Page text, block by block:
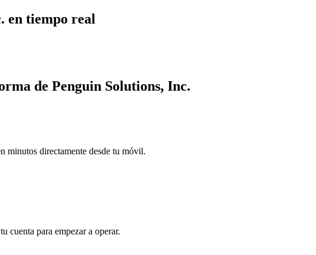
en tiempo real
de Penguin Solutions, Inc.
minutos directamente desde tu móvil.
cuenta para empezar a operar.